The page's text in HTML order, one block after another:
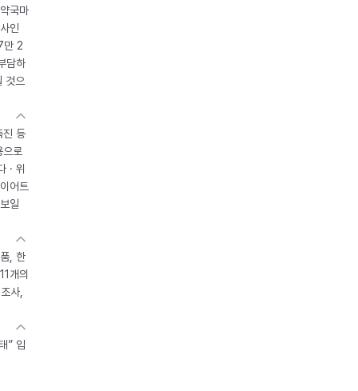
국마
인
만 2
담하
것으
진 등
로
· 위
어트
일
, 한
개의
사,
” 입